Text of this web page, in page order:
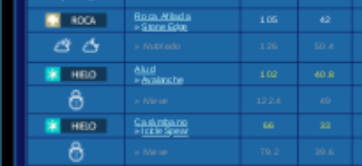
Roca Afilada
»Stone Edge 105 42
» Nublado 126
50.4
Alud
»Avalanche 102 40.8
» Nieve 122.4
49
Carámbano
»Icicle Spear 66 33
» Nieve 79.2
39.6